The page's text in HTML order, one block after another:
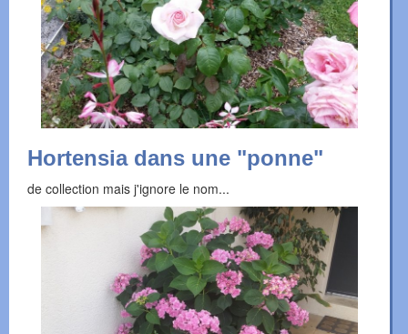
Hortensia dans une "ponne"
de collection mais j'ignore le nom...